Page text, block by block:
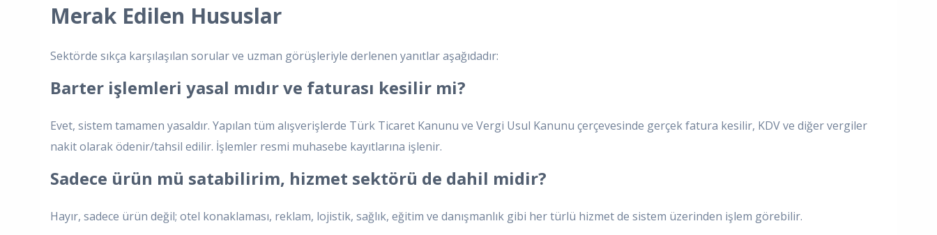
Merak Edilen Hususlar
Sektörde sıkça karşılaşılan sorular ve uzman görüşleriyle derlenen yanıtlar aşağıdadır:
Barter işlemleri yasal mıdır ve faturası kesilir mi?
Evet, sistem tamamen yasaldır. Yapılan tüm alışverişlerde Türk Ticaret Kanunu ve Vergi Usul Kanunu çerçevesinde gerçek fatura kesilir, KDV ve diğer vergiler
nakit olarak ödenir/tahsil edilir. İşlemler resmi muhasebe kayıtlarına işlenir.
Sadece ürün mü satabilirim, hizmet sektörü de dahil midir?
Hayır, sadece ürün değil; otel konaklaması, reklam, lojistik, sağlık, eğitim ve danışmanlık gibi her türlü hizmet de sistem üzerinden işlem görebilir.